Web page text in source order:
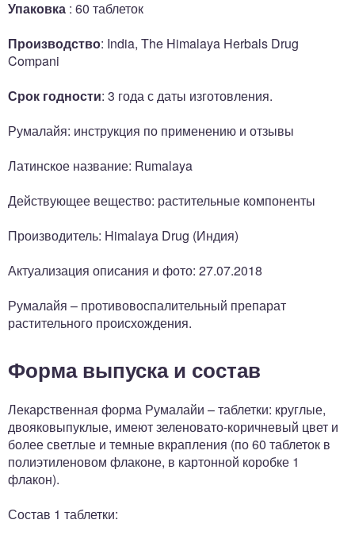
Упаковка : 60 таблеток
Производство: India, The Himalaya Herbals Drug
Compani
Срок годности: 3 года с даты изготовления.
Румалайя: инструкция по применению и отзывы
Латинское название: Rumalaya
Действующее вещество: растительные компоненты
Производитель: Himalaya Drug (Индия)
Актуализация описания и фото: 27.07.2018
Румалайя – противовоспалительный препарат
растительного происхождения.
Форма выпуска и состав
Лекарственная форма Румалайи – таблетки: круглые,
двояковыпуклые, имеют зеленовато-коричневый цвет и
более светлые и темные вкрапления (по 60 таблеток в
полиэтиленовом флаконе, в картонной коробке 1
флакон).
Состав 1 таблетки: